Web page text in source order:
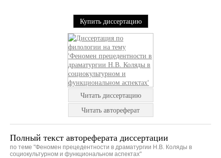
Купить диссертацию
Читать диссертацию
Читать автореферат
Полный текст автореферата диссертации
по теме "Феномен прецедентности в драматургии Н.В. Коляды в
социокультурном и функциональном аспектах"